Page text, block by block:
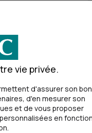
vie privée.
d'assurer son bon
d'en mesurer son
et de vous proposer
en